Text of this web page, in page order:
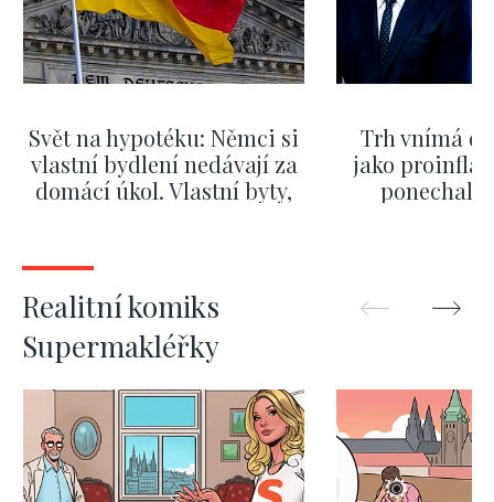
Svět na hypotéku: Němci si
vlastní bydlení nedávají za
domácí úkol. Vlastní byty,
Trh vnímá
jako
ponechali
Realitní komiks
Supermakléřky